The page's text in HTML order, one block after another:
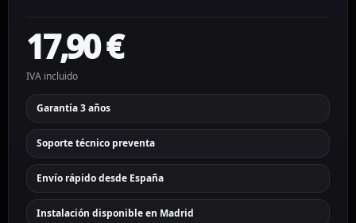
17,90€
IVA incluido
Garantía 3 años
Soporte técnico preventa
Envío rápido desde España
Instalación disponible en Madrid